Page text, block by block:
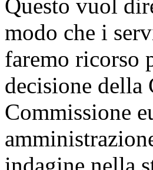
Questo vuol
modo che i
faremo ricorso
decisione della
Commissione
indagine nella